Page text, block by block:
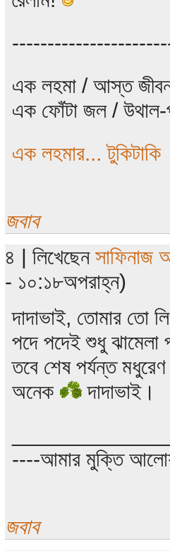
এক লহমা / আস্ত
এক ফোঁটা জল /
এক লহমার... টুকিটাকি
জবাব
৪ | লিখেছেন সাফিনাজ
- ১০:১৮অপরাহ্ন)
দাদাভাই, তোমার তো
পদে পদেই শুধু ঝামেলা
তবে শেষ পর্যন্ত
অনেক
দাদাভাই।
----আমার মুক্তি
জবাব